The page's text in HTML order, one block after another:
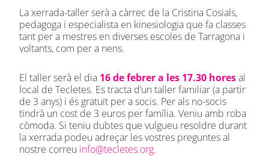
La xerrada-taller serà a càrrec de la Cristina Cosials,
pedagoga i especialista en kinesiologia que fa classes
tant per a mestres en diverses escoles de Tarragona i
voltants, com per a nens.
El taller serà el dia 16 de febrer a les 17.30 horesal
local de Tecletes. Es tracta d’un taller familiar (a partir
de 3 anys) i és gratuït per a socis. Per als no-socis
tindrà un cost de 3 euros per família. Veniu amb roba
còmoda. Si teniu dubtes que vulgueu resoldre durant
la xerrada podeu adreçar les vostres preguntes al
nostre correu info@tecletes.org.